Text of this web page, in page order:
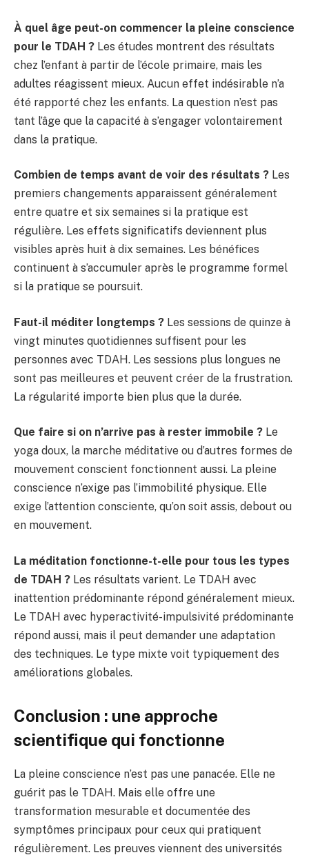
À quel âge peut-on commencer la pleine conscience
pour le TDAH ? Les études montrent des résultats
chez l’enfant à partir de l’école primaire, mais les
adultes réagissent mieux. Aucun effet indésirable n’a
été rapporté chez les enfants. La question n’est pas
tant l’âge que la capacité à s’engager volontairement
dans la pratique.
Combien de temps avant de voir des résultats ? Les
premiers changements apparaissent généralement
entre quatre et six semaines si la pratique est
régulière. Les effets significatifs deviennent plus
visibles après huit à dix semaines. Les bénéfices
continuent à s’accumuler après le programme formel
si la pratique se poursuit.
Faut-il méditer longtemps ? Les sessions de quinze à
vingt minutes quotidiennes suffisent pour les
personnes avec TDAH. Les sessions plus longues ne
sont pas meilleures et peuvent créer de la frustration.
La régularité importe bien plus que la durée.
Que faire si on n’arrive pas à rester immobile ? Le
yoga doux, la marche méditative ou d’autres formes de
mouvement conscient fonctionnent aussi. La pleine
conscience n’exige pas l’immobilité physique. Elle
exige l’attention consciente, qu’on soit assis, debout ou
en mouvement.
La méditation fonctionne-t-elle pour tous les types
de TDAH ? Les résultats varient. Le TDAH avec
inattention prédominante répond généralement mieux.
Le TDAH avec hyperactivité-impulsivité prédominante
répond aussi, mais il peut demander une adaptation
des techniques. Le type mixte voit typiquement des
améliorations globales.
Conclusion : une approche
scientifique qui fonctionne
La pleine conscience n’est pas une panacée. Elle ne
guérit pas le TDAH. Mais elle offre une
transformation mesurable et documentée des
symptômes principaux pour ceux qui pratiquent
régulièrement. Les preuves viennent des universités